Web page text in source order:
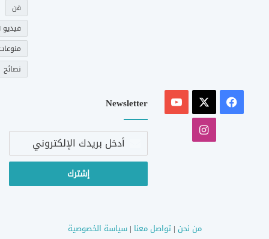
فن
فيديو
نصائح
فيسبوك
‫YouTube
انستقرام
Newsletter
أدخل
الإلكتروني
من نحن |تواصل معنا |سياسة الخصوصية